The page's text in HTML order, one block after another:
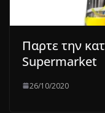
Παρτε την
Supermarket
26/10/2020